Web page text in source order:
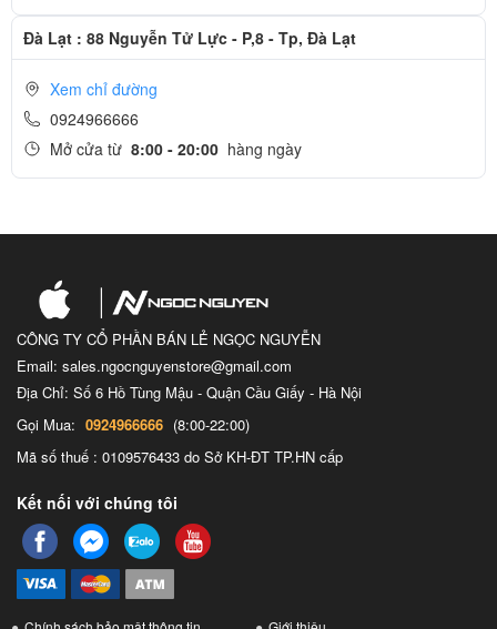
Nâng tầm trải nghiệm với thời lượng pin được cải thiện
khả năng quản lý Pin hiệu quả, đảm bảo sự tiện ích trong suốt cả
ngày dài. Cụ thể, thiết bị có thể vận hành liên tục trong 18 giờ ở chế
độ thông minh à 36 giờ ở chế độ tiết kiệm pin.
Watch Series 9 là khá ấn tượng. Nó cho phép bạn có thể thoải mái
lắng về tình trạng pin của đồng hồ.
Đà Lạt : 88 Nguyễn Tử Lực - P,8 - Tp, Đà Lạt
Xem chỉ đường
0924966666
Mở cửa từ 8:00 - 20:00 hàng ngày
CÔNG TY CỔ PHẦN BÁN LẺ NGỌC NGUYỄN
Email: sales.ngocnguyenstore@gmail.com
Địa Chỉ: Số 6 Hồ Tùng Mậu - Quận Cầu Giấy - Hà Nội
Gọi Mua: 0924966666 (8:00-22:00)
Mã số thuế : 0109576433 do Sở KH-ĐT TP.HN cấp
Kết nối với chúng tôi